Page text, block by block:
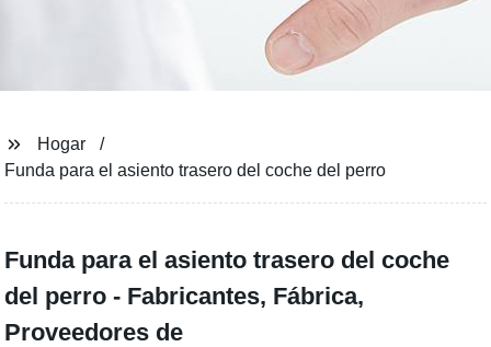
Hogar
Funda para el asiento trasero del coche del perro
Funda para el asiento trasero del coche
del perro - Fabricantes, Fábrica,
Proveedores de